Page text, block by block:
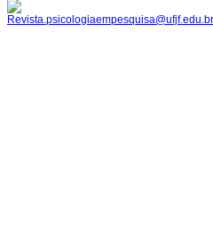
Revista.psicologiaempesquisa@ufjf.edu.br